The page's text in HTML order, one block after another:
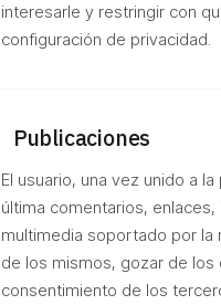
interesarle y restringir con
configuración de privacidad.
Publicaciones
El usuario, una vez unido a
última comentarios,
multimedia soportado por la
de los mismos, gozar de
consentimiento de los